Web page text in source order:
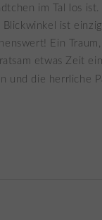
im Tal los
ist
Ein
etwas Zeit
und die herrliche